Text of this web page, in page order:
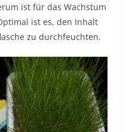
ist für das Wachstum
ist es, den Inhalt
zu durchfeuchten.